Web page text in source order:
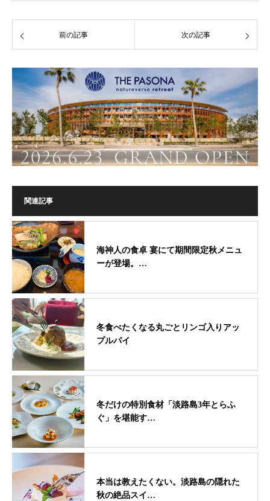
前の記事 次の記事
関連記事
海神人の食卓 宴にて期間限定秋メニュ
ーが登場。…
冬食べたくなる丸ごとリンゴ入りアッ
プルパイ
冬だけの特別食材「淡路島3年とらふ
ぐ」を堪能す…
本当は教えたくない。淡路島の隠れた
秋の絶品スイ…